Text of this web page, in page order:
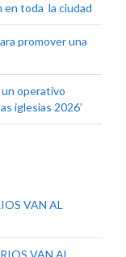
en toda la ciudad
promover una
operativo
iglesias 2026’
VAN AL